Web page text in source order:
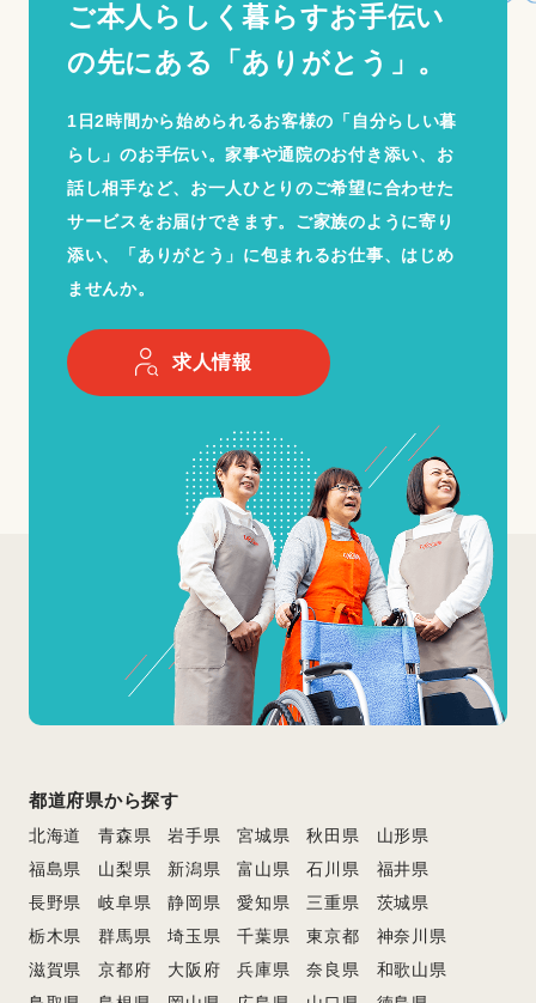
ご本人らしく暮らすお手伝い
の先にある「ありがとう」。
1日2時間から始められるお客様の「自分らしい暮
らし」のお手伝い。家事や通院のお付き添い、お
話し相手など、お一人ひとりのご希望に合わせた
サービスをお届けできます。ご家族のように寄り
添い、「ありがとう」に包まれるお仕事、はじめ
ませんか。
求人情報
都道府県から探す
北海道 青森県 岩手県 宮城県 秋田県
山形県
福島県
山梨県 新潟県 富山県 石川県
福井県
長野県
岐阜県 静岡県 愛知県 三重県
茨城県
栃木県
群馬県 埼玉県 千葉県 東京都
神奈川県
滋賀県
京都府 大阪府 兵庫県 奈良県
和歌山県